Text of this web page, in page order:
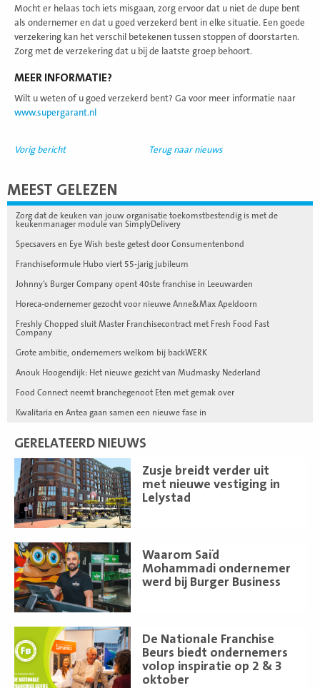
Mocht er helaas toch iets misgaan, zorg ervoor dat u niet de dupe bent
als ondernemer en dat u goed verzekerd bent in elke situatie. Een goede
verzekering kan het verschil betekenen tussen stoppen of doorstarten.
Zorg met de verzekering dat u bij de laatste groep behoort.
MEER INFORMATIE?
Wilt u weten of u goed verzekerd bent? Ga voor meer informatie naar
www.supergarant.nl
Vorig bericht Terug naar nieuws
MEEST GELEZEN
Zorg dat de keuken van jouw organisatie toekomstbestendig is met de
keukenmanager module van SimplyDelivery
Specsavers en Eye Wish beste getest door Consumentenbond
Franchiseformule Hubo viert 55-jarig jubileum
Johnny’s Burger Company opent 40ste franchise in Leeuwarden
Horeca-ondernemer gezocht voor nieuwe Anne&Max Apeldoorn
Freshly Chopped sluit Master Franchisecontract met Fresh Food Fast
Company
Grote ambitie, ondernemers welkom bij backWERK
Anouk Hoogendijk: Het nieuwe gezicht van Mudmasky Nederland
Food Connect neemt branchegenoot Eten met gemak over
Kwalitaria en Antea gaan samen een nieuwe fase in
GERELATEERD NIEUWS
Zusje breidt verder uit
met nieuwe vestiging in
Lelystad
Lees
meer
Waarom Saïd
Mohammadi ondernemer
werd bij Burger Business
Lees
meer
De Nationale Franchise
Beurs biedt ondernemers
volop inspiratie op 2 & 3
oktober
meer